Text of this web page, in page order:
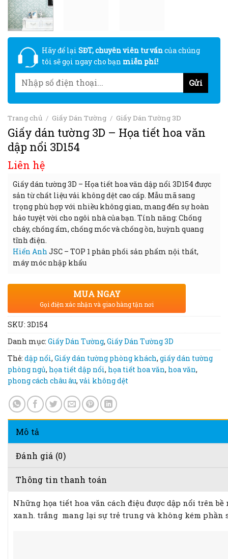
Hãy để lại SĐT, chuyên viên tư vấncủa chúng
tôi sẽ gọi ngay cho bạn miễn phí!
Trang chủ / Giấy Dán Tường / Giấy Dán Tường 3D
Giấy dán tường 3D – Họa tiết hoa văn
dập nổi 3D154
Liên hệ
Giấy dán tường 3D – Họa tiết hoa văn dập nổi 3D154 được
sản từ chất liệu vải không dệt cao cấp. Mẫu mã sang
trọng phù hợp với nhiều không gian, mang đến sự hoàn
hảo tuyệt vời cho ngôi nhà của bạn. Tính năng: Chống
cháy, chống ẩm, chống mốc và chống ồn, huỳnh quang
tĩnh điện.
Hiển Anh JSC – TOP 1 phân phối sản phẩm nội thất,
máy móc nhập khẩu
MUA NGAY
Gọi điện xác nhận và giao hàng tận nơi
SKU: 3D154
Danh mục: Giấy Dán Tường, Giấy Dán Tường 3D
Thẻ: dập nổi, Giấy dán tường phòng khách, giấy dán tường
phòng ngủ, họa tiết dập nổi, họa tiết hoa văn, hoa văn,
phong cách châu âu, vải không dệt
Mô tả
Đánh giá (0)
Thông tin thanh toán
Những họa tiết hoa văn cách điệu được dập nổi trên bề
xanh. trắng mang lại sự trẻ trung và không kém phần